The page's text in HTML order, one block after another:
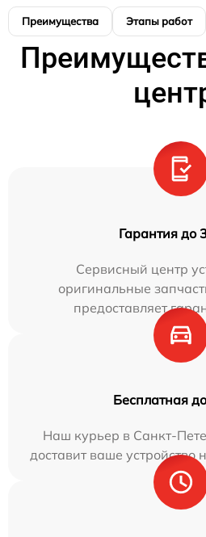
Преимущества Этапы работ
Гарантия до
Сервисный центр
оригинальные
предоставляет
Бесплатная
Наш курьер в Санкт-
доставит ваше устройство